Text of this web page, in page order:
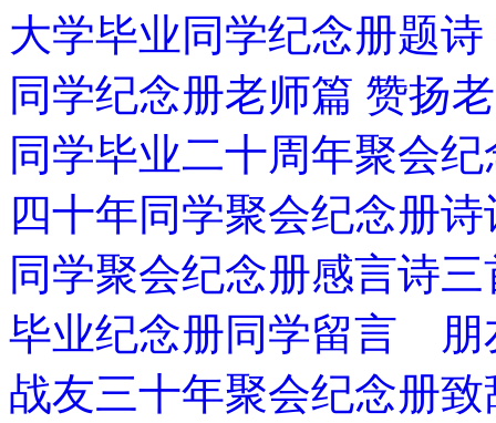
大学毕业同学纪念册题诗
同学纪念册老师篇 赞扬
同学毕业二十周年聚会
四十年同学聚会纪念册
同学聚会纪念册感言诗三
毕业纪念册同学留言 朋
战友三十年聚会纪念册致